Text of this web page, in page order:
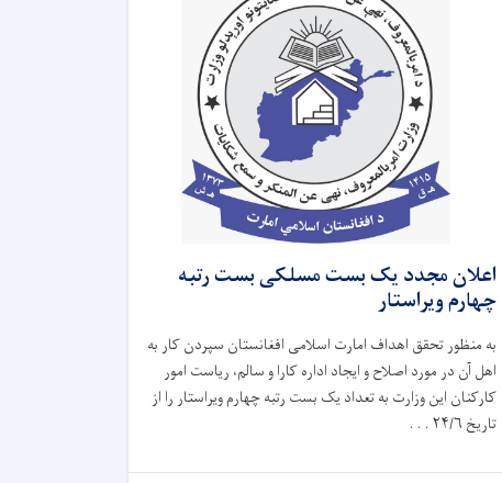
اعلان مجدد یک بست مسلکی بست رتبه
چهارم ویراستار
به منظور تحقق اهداف امارت اسلامی افغانستان سپردن کار به
اهل آن در مورد اصلاح و ایجاد اداره کارا و سالم، ریاست امور
کارکنان این وزارت به تعداد یک بست رتبه چهارم ویراستار را از
تاریخ ۲۴/۶ . . .